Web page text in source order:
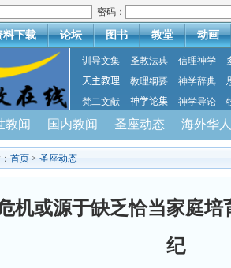
密码：
料下载 论坛 图书 教堂 动画
训导文集 圣教法典 信理神学
天主教理
教理纲要 神学辞典
梵二文献
神学论集 神学导论
教闻 国内教闻 圣座动态 海外华人
首页 > 圣座动态
机或源于缺乏恰当家庭
纪